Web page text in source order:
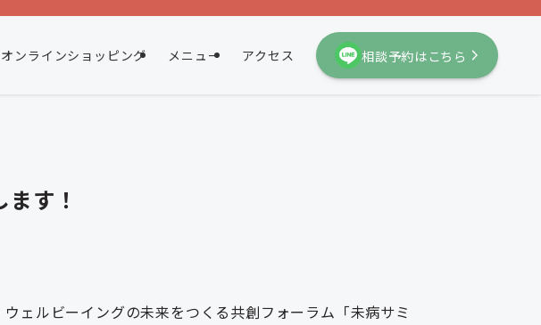
オンラインショッピング メニュー アクセス 相談予約はこちら
す！
ェルビーイングの未来をつくる共創フォーラム「未病サミ